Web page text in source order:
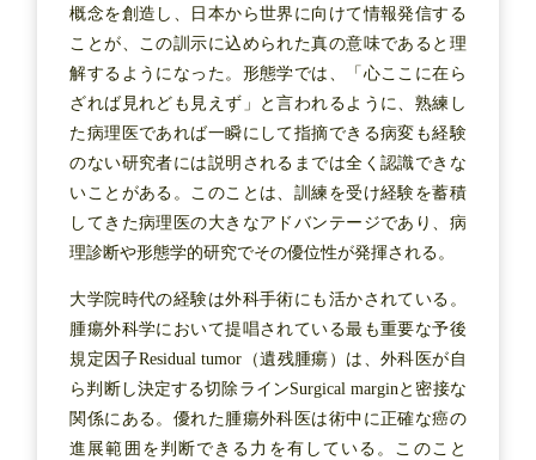
概念を創造し、日本から世界に向けて情報発信する
ことが、この訓示に込められた真の意味であると理
解するようになった。形態学では、「心ここに在ら
ざれば見れども見えず」と言われるように、熟練し
た病理医であれば一瞬にして指摘できる病変も経験
のない研究者には説明されるまでは全く認識できな
いことがある。このことは、訓練を受け経験を蓄積
してきた病理医の大きなアドバンテージであり、病
理診断や形態学的研究でその優位性が発揮される。
大学院時代の経験は外科手術にも活かされている。
腫瘍外科学において提唱されている最も重要な予後
規定因子Residual tumor（遺残腫瘍）は、外科医が自
ら判断し決定する切除ラインSurgical marginと密接な
関係にある。優れた腫瘍外科医は術中に正確な癌の
進展範囲を判断できる力を有している。このこと